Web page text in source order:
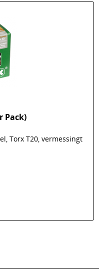
Pack)
Torx T20, vermessingt